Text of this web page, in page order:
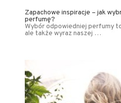
Zapachowe inspiracje – jak
perfumę?
Wybór odpowiedniej perfumy
ale także wyraz naszej …